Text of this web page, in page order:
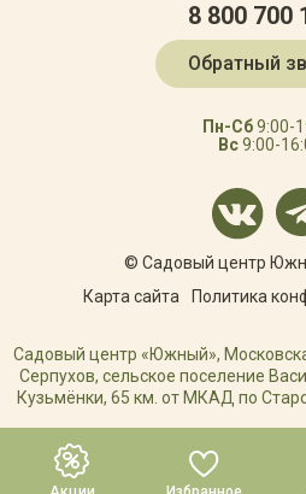
8 800 700
Обратный
Пн-Сб9:00-
Вс9:00-
© Садовый центр
Карта сайта
Политика
Садовый центр «Южный»,
Серпухов, сельское поселение
Кузьмёнки, 65 км. от МКАД по
РАЗРАБОТКА